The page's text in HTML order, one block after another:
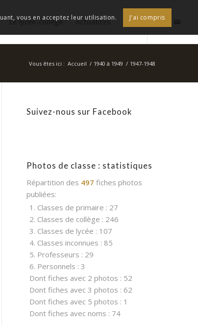
Le lycée-collège Actualités
Vous êtes ici : Accueil / 1940 à 1949 / 1947-1948
Suivez-nous sur Facebook
Photos de classe : statistiques
Répartition des 497 fiches photos
publiées:
1. Classes de primaire : 27
2. Classes de collège : 246
3. Classes de lycée : 107
4. Classes inconnues : 85
5. Professeurs : 29
6. Personnels : 3
Dont fiches avec 2 photos : 52
Dont fiches avec 3 photos : 62
Dont fiches avec 5 photos : 1
Dont fiches avec noms : 74
vous en acceptez leur utilisation. J'ai compris